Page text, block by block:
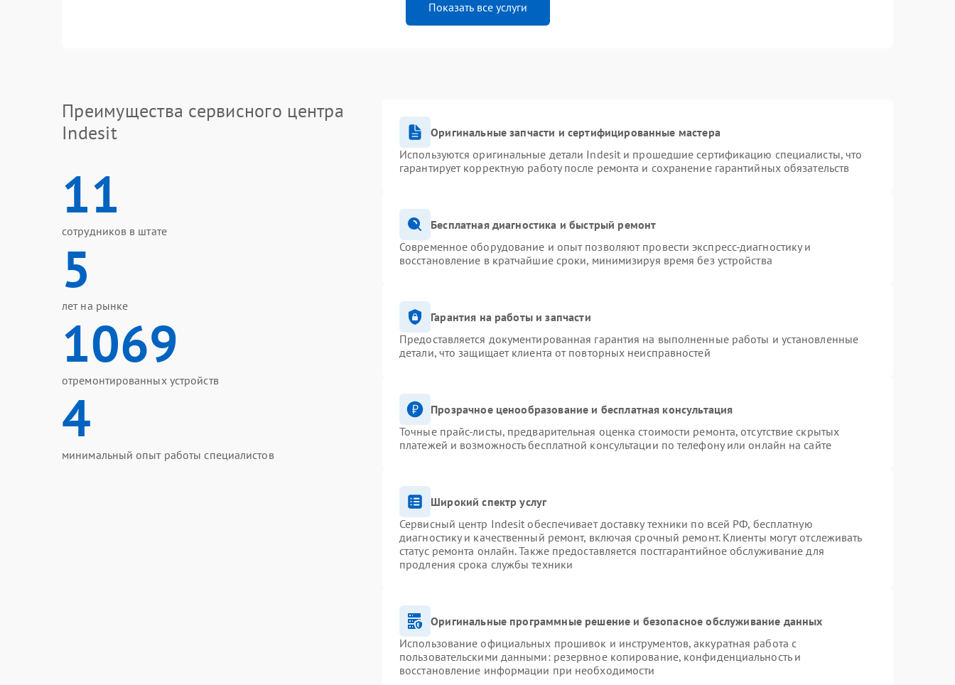
Показать все услуги
Преимущества сервисного центра
Indesit
11
сотрудников в штате
5
лет на рынке
1069
отремонтированных устройств
4
минимальный опыт работы специалистов
Оригинальные запчасти и сертифицированные мастера
Используются оригинальные детали Indesit и прошедшие сертификацию специалисты, что
гарантирует корректную работу после ремонта и сохранение гарантийных обязательств
Бесплатная диагностика и быстрый ремонт
Современное оборудование и опыт позволяют провести экспресс-диагностику и
восстановление в кратчайшие сроки, минимизируя время без устройства
Гарантия на работы и запчасти
Предоставляется документированная гарантия на выполненные работы и установленные
детали, что защищает клиента от повторных неисправностей
Прозрачное ценообразование и бесплатная консультация
Точные прайс-листы, предварительная оценка стоимости ремонта, отсутствие скрытых
платежей и возможность бесплатной консультации по телефону или онлайн на сайте
Широкий спектр услуг
Сервисный центр Indesit обеспечивает доставку техники по всей РФ, бесплатную
диагностику и качественный ремонт, включая срочный ремонт. Клиенты могут отслеживать
статус ремонта онлайн. Также предоставляется постгарантийное обслуживание для
продления срока службы техники
Оригинальные программные решение и безопасное обслуживание данных
Использование официальных прошивок и инструментов, аккуратная работа с
пользовательскими данными: резервное копирование, конфиденциальность и
восстановление информации при необходимости